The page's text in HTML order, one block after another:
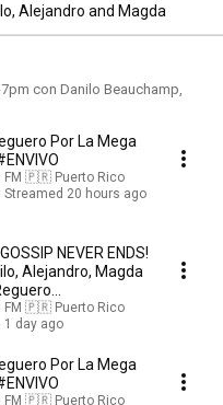
Alejandro and Magda
con Danilo Beauchamp,
Por La Mega
FM 🇵🇷 Puerto Rico
Streamed 20 hours ago
NEVER ENDS!
Alejandro, Magda
FM 🇵🇷 Puerto Rico
1 day ago
Por La Mega
FM 🇵🇷 Puerto Rico